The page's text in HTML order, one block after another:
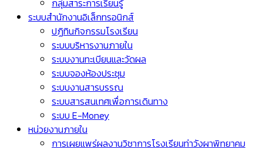
กลุ่มสาระการเรียนรู้
ระบบสำนักงานอิเล็กทรอนิกส์
ปฏิทินกิจกรรมโรงเรียน
ระบบบริหารงานภายใน
ระบบงานทะเบียนและวัดผล
ระบบจองห้องประชุม
ระบบงานสารบรรณ
ระบบสารสนเทศเพื่อการเดินทาง
ระบบ E-Money
หน่วยงานภายใน
การเผยแพร่ผลงานวิชาการโรงเรียนท่าวังผาพิทยาคม